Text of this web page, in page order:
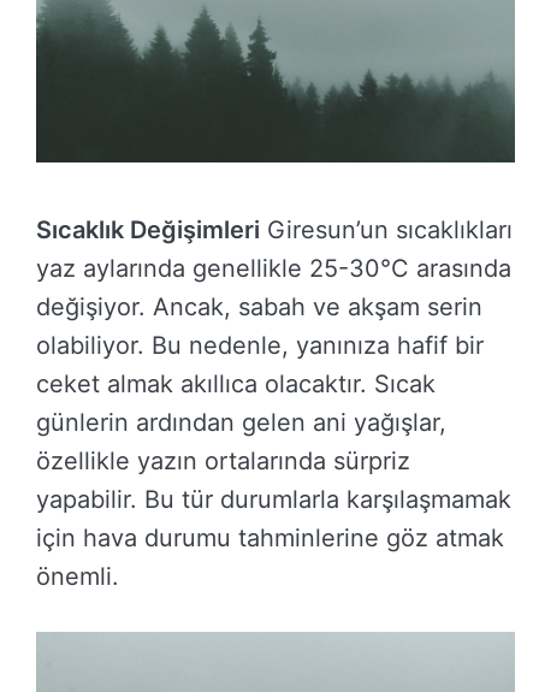
Sıcaklık Değişimleri Giresun’un sıcaklıkları
yaz aylarında genellikle 25-30°C arasında
değişiyor. Ancak, sabah ve akşam serin
olabiliyor. Bu nedenle, yanınıza hafif bir
ceket almak akıllıca olacaktır. Sıcak
günlerin ardından gelen ani yağışlar,
özellikle yazın ortalarında sürpriz
yapabilir. Bu tür durumlarla karşılaşmamak
için hava durumu tahminlerine göz atmak
önemli.